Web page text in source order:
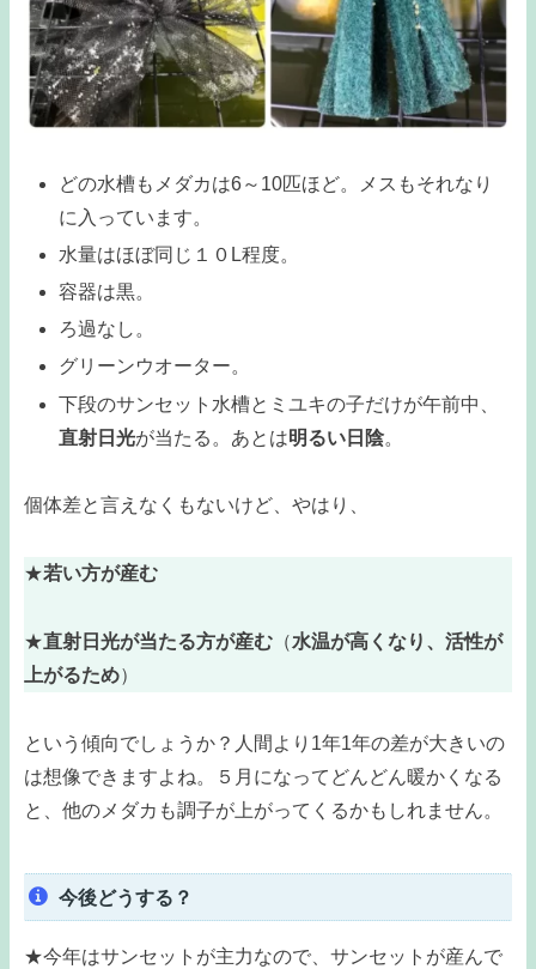
どの水槽もメダカは6～10匹ほど。メスもそれなり
に入っています。
水量はほぼ同じ１０L程度。
容器は黒。
ろ過なし。
グリーンウオーター。
下段のサンセット水槽とミユキの子だけが午前中、
直射日光が当たる。あとは明るい日陰。
個体差と言えなくもないけど、やはり、
★若い方が産む
★直射日光が当たる方が産む （水温が高くなり、活性が
上がるため）
という傾向でしょうか？人間より1年1年の差が大きいの
は想像できますよね。５月になってどんどん暖かくなる
と、他のメダカも調子が上がってくるかもしれません。
今後どうする？
★今年はサンセットが主力なので、サンセットが産んで